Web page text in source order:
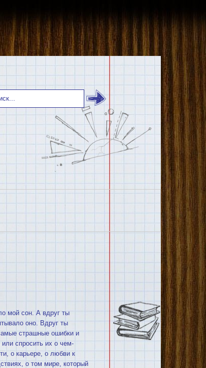
мой сон. А вдруг ты
оно. Вдруг ты
страшные ошибки и
спросить их о чем-
о карьере, о любви к
о том мире, который